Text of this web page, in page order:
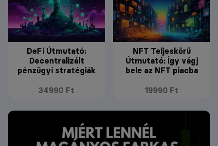
DeFi Útmutató:
Decentralizált
pénzügyi stratégiák
34990 Ft
NFT Teljeskörű
Útmutató: Így vágj
bele az NFT piacba
19990 Ft